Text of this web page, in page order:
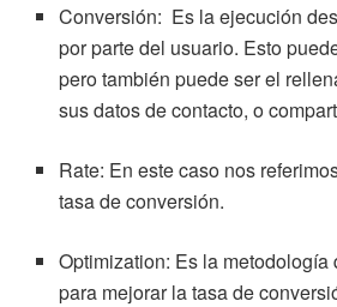
Conversión: Es la ejecución
por parte del usuario. Esto
pero también puede ser el
sus datos de contacto, o
Rate: En este caso nos
tasa de conversión.
Optimization: Es la metodología
para mejorar la tasa de